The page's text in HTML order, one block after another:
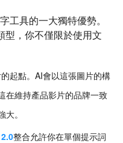
工具的一大獨特優勢。
型，你不僅限於使用文
起點。AI會以這張圖片的構
在維持產品影片的品牌一致
。
整合允許你在單個提示詞